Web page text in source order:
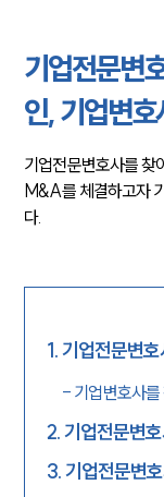
기업전문변
인, 기업변호
기업전문변호사를찾
M&A를 체결하고자
다.
1.기업전문변
- 기업변호사
2.기업전문변
3.기업전문변